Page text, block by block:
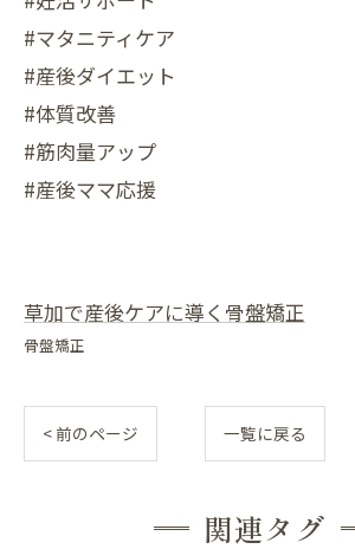
#マタニティケア
#産後ダイエット
#体質改善
#筋肉量アップ
#産後ママ応援
草加で産後ケアに導く骨盤矯正
骨盤矯正
< 前のページ 一覧に戻る
関連タグ